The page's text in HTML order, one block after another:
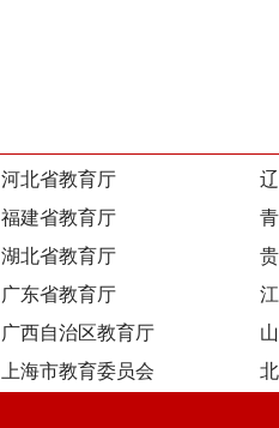
河北省教育厅
福建省教育厅
湖北省教育厅
广东省教育厅
广西自治区教育厅
上海市教育委员会